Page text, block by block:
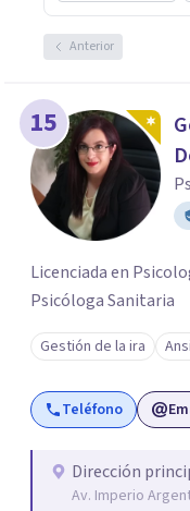
Anterior
15
Licenciada en
Psicóloga Sanitaria
Gestión de la ira
Teléfono
Dirección
Av. Imperio